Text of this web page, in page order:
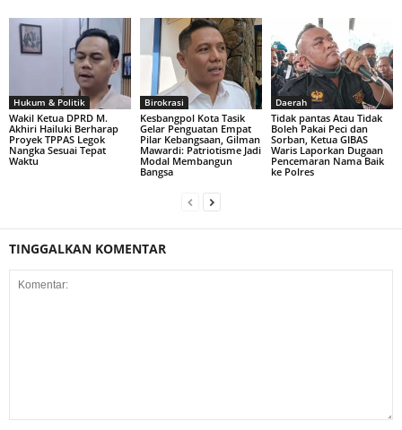
Hukum & Politik
Wakil Ketua DPRD M.
Akhiri Hailuki Berharap
Proyek TPPAS Legok
Nangka Sesuai Tepat
Waktu
Birokrasi
Kesbangpol Kota Tasik
Gelar Penguatan Empat
Pilar Kebangsaan, Gilman
Mawardi: Patriotisme Jadi
Modal Membangun
Bangsa
Daerah
Tidak pantas Atau Tidak
Boleh Pakai Peci dan
Sorban, Ketua GIBAS
Waris Laporkan Dugaan
Pencemaran Nama Baik
ke Polres
TINGGALKAN KOMENTAR